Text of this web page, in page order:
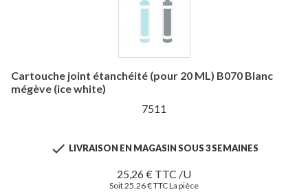
Cartouche joint étanchéité (pour 20 ML) B070 Blanc
mégève (ice white)
7511
 LIVRAISON EN MAGASIN SOUS 3 SEMAINES
25,26 € TTC /U
Soit 25,26 € TTC La pièce